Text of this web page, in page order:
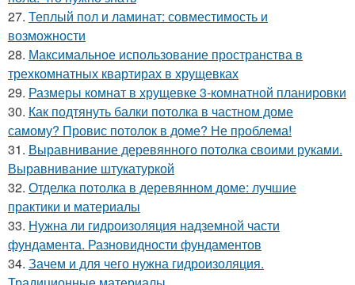
27. Теплый пол и ламинат: совместимость и
возможности
28. Максимальное использование пространства в
трехкомнатных квартирах в хрущевках
29. Размеры комнат в хрущевке 3-комнатной планировки
30. Как подтянуть балки потолка в частном доме
самому? Провис потолок в доме? Не проблема!
31. Выравнивание деревянного потолка своими руками.
Выравнивание штукатуркой
32. Отделка потолка в деревянном доме: лучшие
практики и материалы
33. Нужна ли гидроизоляция надземной части
фундамента. Разновидности фундаментов
34. Зачем и для чего нужна гидроизоляция.